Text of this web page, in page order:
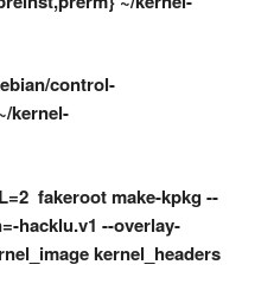
control-
kernel-
fakeroot make-kpkg --
hacklu.v1 --overlay-
kernel_headers